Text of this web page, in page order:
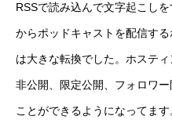
RSSで読み込んで文字起こし
からポッドキャストを配信す
は大きな転換でした。ホステ
非公開、限定公開、フォロワ
ことができるようになってます